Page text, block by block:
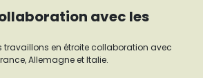
avec les
travaillons en étroite collaboration avec
Allemagne et Italie.